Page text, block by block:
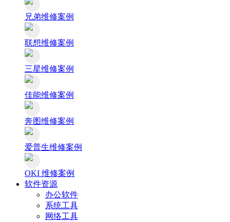
兄弟维修案例
联想维修案例
三星维修案例
佳能维修案例
奔图维修案例
爱普生维修案例
OKI 维修案例
软件资源
办公软件
系统工具
网络工具